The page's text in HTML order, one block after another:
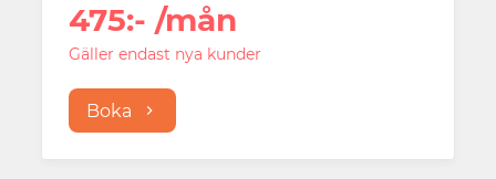
475:- /mån
Gäller endast nya kunder
Boka